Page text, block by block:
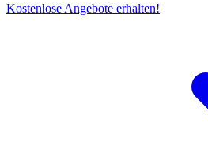
Kostenlose Angebote erhalten!